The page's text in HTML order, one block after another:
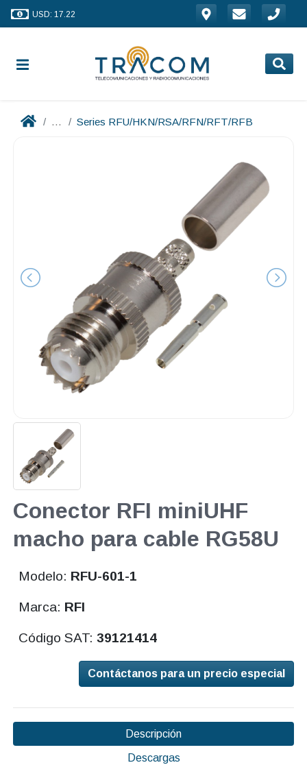
USD: 17.22
... Series RFU/HKN/RSA/RFN/RFT/RFB
Conector RFI miniUHF
macho para cable RG58U
Modelo: RFU-601-1
Marca: RFI
Código SAT:39121414
Contáctanos para un precio especial
Descripción
Descargas